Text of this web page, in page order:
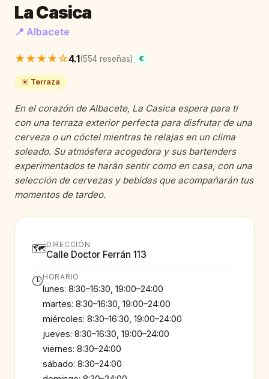
La Casica
📍 Albacete
★★★★☆4.1(554 reseñas) €
☀️ Terraza
En el corazón de Albacete, La Casica espera para ti
con una terraza exterior perfecta para disfrutar de una
cerveza o un cóctel mientras te relajas en un clima
soleado. Su atmósfera acogedora y sus bartenders
experimentados te harán sentir como en casa, con una
selección de cervezas y bebidas que acompañarán tus
momentos de tardeo.
🗺️DIRECCIÓN
Calle Doctor Ferrán 113
🕒HORARIO
lunes: 8:30–16:30, 19:00–24:00
martes: 8:30–16:30, 19:00–24:00
miércoles: 8:30–16:30, 19:00–24:00
jueves: 8:30–16:30, 19:00–24:00
viernes: 8:30–24:00
sábado: 8:30–24:00